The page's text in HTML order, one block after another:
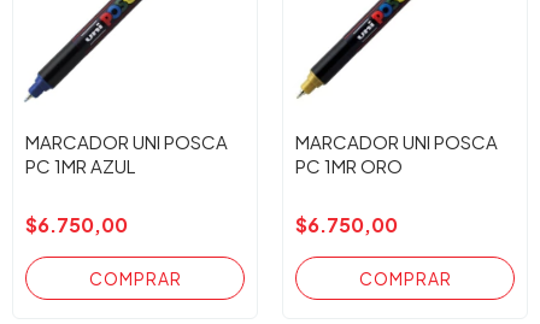
MARCADOR UNI POSCA
PC 1MR AZUL
$6.750,00
MARCADOR UNI POSCA
PC 1MR ORO
$6.750,00